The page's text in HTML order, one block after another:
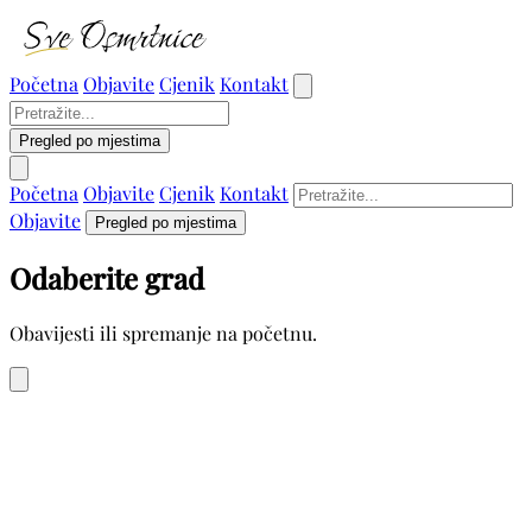
Početna ObjaviteCjenik Kontakt
Pregled po mjestima
Početna ObjaviteCjenik Kontakt
Objavite
Pregled po mjestima
Odaberite grad
Obavijesti ili spremanje na početnu.